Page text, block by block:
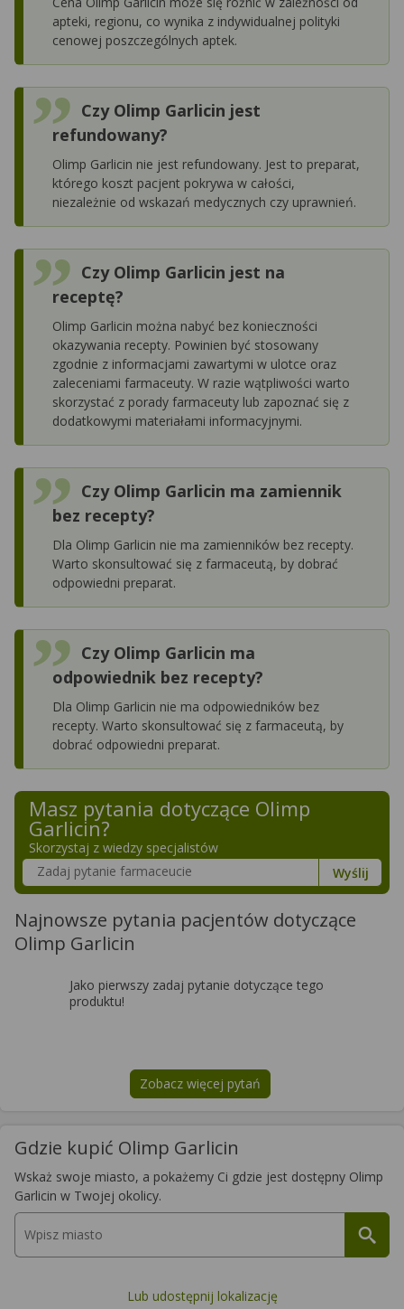
apteki, regionu, co wynika z indywidualnej polityki
cenowej poszczególnych aptek.
Czy Olimp Garlicin jest
refundowany?
Olimp Garlicin nie jest refundowany. Jest to preparat,
którego koszt pacjent pokrywa w całości,
niezależnie od wskazań medycznych czy uprawnień.
Czy Olimp Garlicin jest na
receptę?
Olimp Garlicin można nabyć bez konieczności
okazywania recepty. Powinien być stosowany
zgodnie z informacjami zawartymi w ulotce oraz
zaleceniami farmaceuty. W razie wątpliwości warto
skorzystać z porady farmaceuty lub zapoznać się z
dodatkowymi materiałami informacyjnymi.
Czy Olimp Garlicin ma zamiennik
bez recepty?
Dla Olimp Garlicin nie ma zamienników bez recepty.
Warto skonsultować się z farmaceutą, by dobrać
odpowiedni preparat.
Czy Olimp Garlicin ma
odpowiednik bez recepty?
Dla Olimp Garlicin nie ma odpowiedników bez
recepty. Warto skonsultować się z farmaceutą, by
dobrać odpowiedni preparat.
Masz pytania dotyczące Olimp
Garlicin?
Skorzystaj z wiedzy specjalistów
Szukaj w poradnikach o zdrowiu
Wyślij
Najnowsze pytania pacjentów dotyczące
Olimp Garlicin
Jako pierwszy zadaj pytanie dotyczące tego
produktu!
Zobacz więcej pytań
na tematOlimp Garlicin
Gdzie kupić Olimp Garlicin
Wskaż swoje miasto, a pokażemy Ci gdzie jest dostępny Olimp
Garlicin w Twojej okolicy.
Lub udostępnij lokalizację